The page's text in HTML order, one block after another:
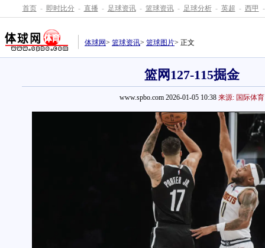
首页 - 即时比分 - 直播 - 足球资讯 - 篮球资讯 - 足球分析 - 英超 - 西甲 -
体球网> 篮球资讯> 篮球图片> 正文
篮网127-115掘金
www.spbo.com 2026-01-05 10:38 来源: 国际体育